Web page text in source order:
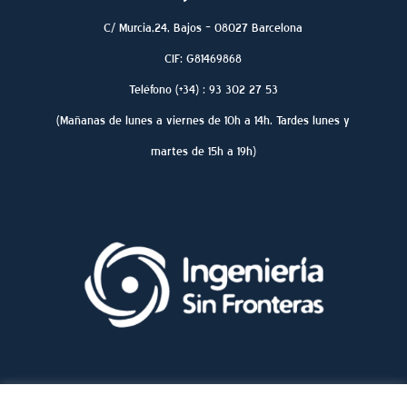
C/ Murcia,24, Bajos – 08027 Barcelona
CIF: G81469868
Teléfono (+34) : 93 302 27 53
(Mañanas de lunes a viernes de 10h a 14h. Tardes lunes y
martes de 15h a 19h)